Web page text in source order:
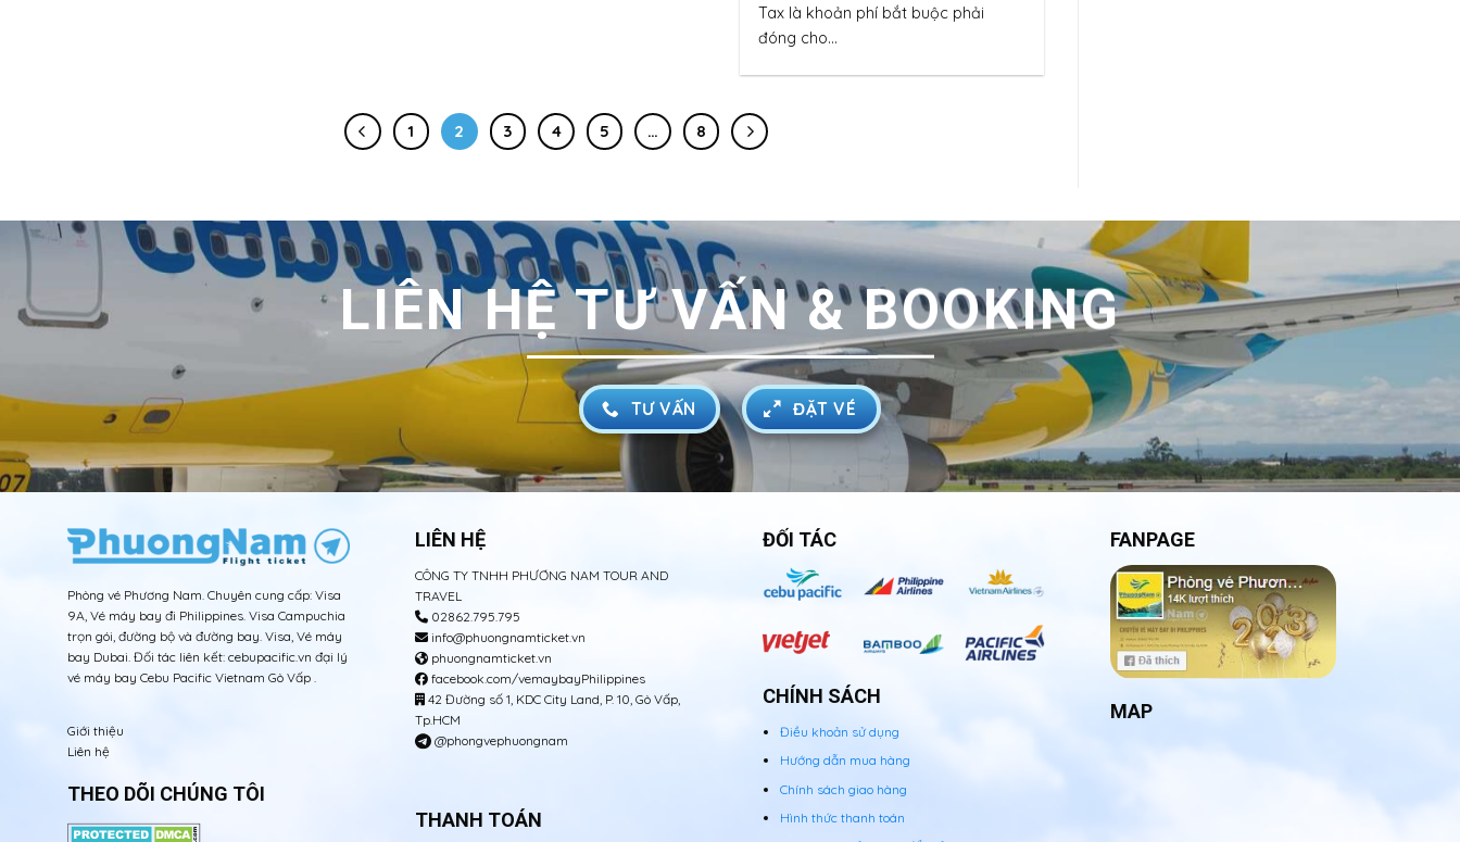
Tax là khoản phí bắt buộc phải
đóng cho...
1 2 3 4 5 … 8
LIÊN HỆ TƯ VẤN & BOOKING
TƯ VẤN ĐẶT VÉ
Phòng vé Phương Nam. Chuyên cung cấp: Visa
9A, Vé máy bay đi Philippines. Visa Campuchia
trọn gói, đường bộ và đường bay. Visa, Vé máy
bay Dubai. Đối tác liên kết: cebupacific.vn đại lý
vé máy bay Cebu Pacific Vietnam Gò Vấp .
Giới thiệu
Liên hệ
THEO DÕI CHÚNG TÔI
LIÊN HỆ
CÔNG TY TNHH PHƯƠNG NAM TOUR AND
TRAVEL
02862.795.795
info@phuongnamticket.vn
phuongnamticket.vn
facebook.com/vemaybayPhilippines
42 Đường số 1, KDC City Land, P. 10, Gò Vấp,
Tp.HCM
@phongvephuongnam
THANH TOÁN
ĐỐI TÁC
CHÍNH SÁCH
Điều khoản sử dụng
Hướng dẫn mua hàng
Chính sách giao hàng
Hình thức thanh toán
FANPAGE
MAP